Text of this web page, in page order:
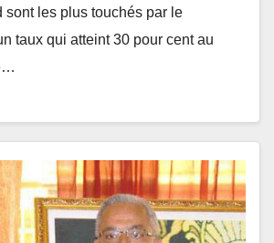
sont les plus touchés par le
taux qui atteint 30 pour cent au